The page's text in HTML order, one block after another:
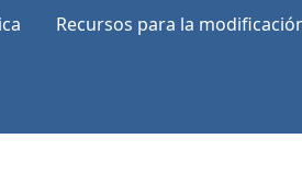
Recursos para la